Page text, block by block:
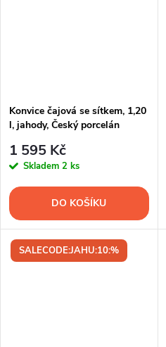
Konvice čajová se sítkem, 1,20
l, jahody, Český porcelán
1 595 Kč
Skladem 2 ks
DO KOŠÍKU
SALECODE:JAHU:10:%